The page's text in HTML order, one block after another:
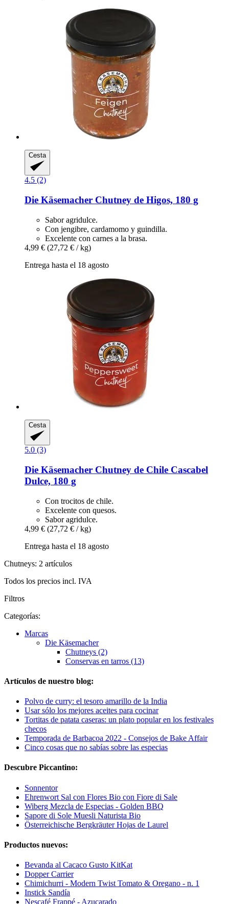
Cesta
4.5 (2)
Die Käsemacher Chutney de Higos, 180 g
Sabor agridulce.
Con jengibre, cardamomo y guindilla.
Excelente con carnes a la brasa.
4,99 € (27,72 € / kg)
Entrega hasta el 18 agosto
Cesta
5.0 (3)
Die Käsemacher Chutney de Chile Cascabel
Dulce, 180 g
Con trocitos de chile.
Excelente con quesos.
Sabor agridulce.
4,99 € (27,72 € / kg)
Entrega hasta el 18 agosto
Chutneys: 2 artículos
Todos los precios incl. IVA
Filtros
Categorías:
Marcas
Die Käsemacher
Chutneys (2)
Conservas en tarros (13)
Artículos de nuestro blog:
Polvo de curry: el tesoro amarillo de la India
Usar sólo los mejores aceites para cocinar
Tortitas de patata caseras: un plato popular en los festivales
checos
Temporada de Barbacoa 2022 - Consejos de Bake Affair
Cinco cosas que no sabías sobre las especias
Descubre Piccantino:
Sonnentor
Ehrenwort Sal con Flores Bio con Fiore di Sale
Wiberg Mezcla de Especias - Golden BBQ
Sapore di Sole Muesli Naturista Bio
Österreichische Bergkräuter Hojas de Laurel
Productos nuevos:
Bevanda al Cacaco Gusto KitKat
Dopper Carrier
Chimichurri - Modern Twist Tomato & Oregano - n. 1
Instick Sandía
Nescafé Frappé - Azucarado